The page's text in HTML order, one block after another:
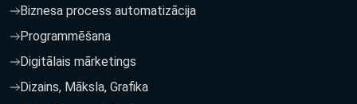
Biznesa process automatizācija
Programmēšana
Digitālais mārketings
Dizains, Māksla, Grafika